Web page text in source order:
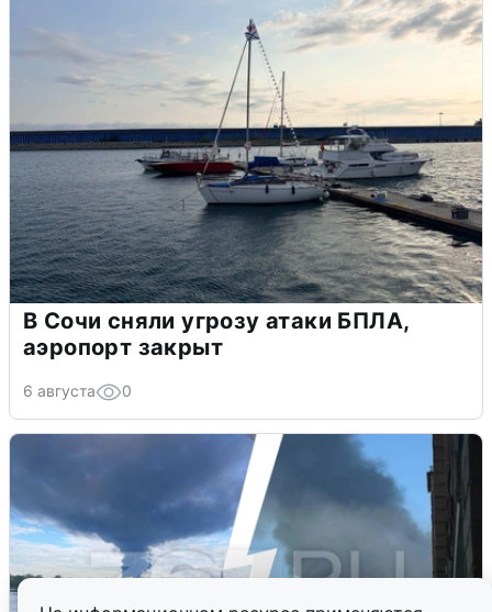
В Сочи сняли угрозу атаки БПЛА,
аэропорт закрыт
6 августа 0